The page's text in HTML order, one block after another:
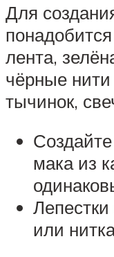
Для
лента,
чёрные
тычинок,
мака из
или